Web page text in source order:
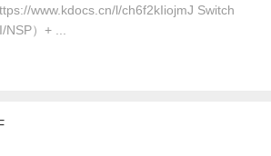
www.kdocs.cn/l/ch6f2kIiojmJ Switch
）+ ...